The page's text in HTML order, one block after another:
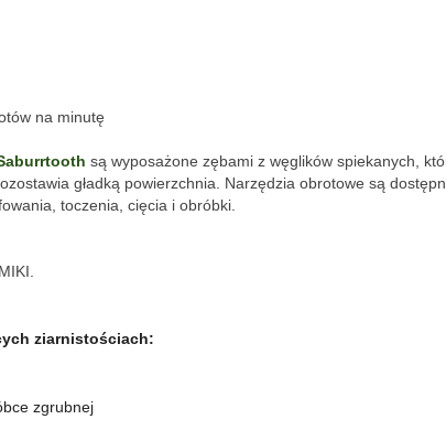
na minutę
są wyposażone zębami z węglików spiekanych,
gładką powierzchnia. Narzędzia obrotowe są
toczenia, cięcia i obróbki.
ziarnistościach:
zgrubnej